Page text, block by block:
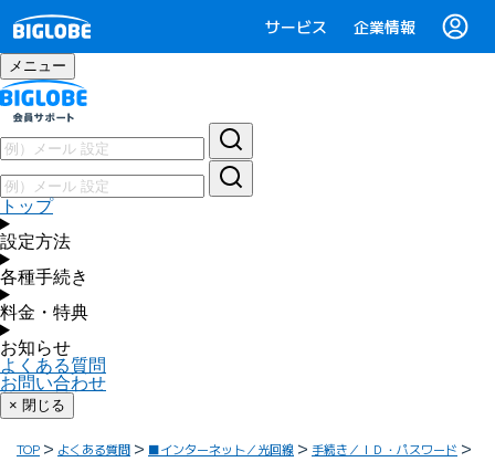
サービス 企業情報
メニュー
トップ
設定方法
各種手続き
料金・特典
お知らせ
よくある質問
お問い合わせ
× 閉じる
TOP よくある質問 ■インターネット／光回線
手続き／ＩＤ・パスワード